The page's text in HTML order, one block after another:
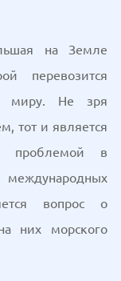
на Земле
перевозится
миру. Не зря
тот и является
проблемой в
вопрос о
них морского